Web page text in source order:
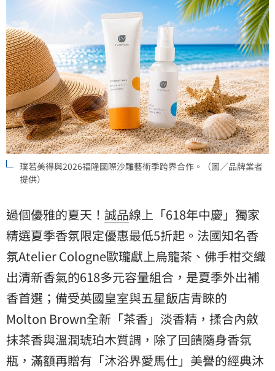
璞若美得與2026福隆國際沙雕藝術季跨界合作。（圖／品牌業者
提供）
過個優雅的夏天！ 誠品線上「618年中慶」獨家
精選夏季香氛限定優惠最低5折起。法國知名香
氛Atelier Cologne歐瓏獻上烏龍茶、佛手柑交織
出清新香氣的618多元容量組合，是夏季外出補
香首選；備受英國皇室與五星飯店青睞的
Molton Brown全新「茶香」淡香精，揉合內斂
抹茶香與溫潤琥珀木質調，除了回饋隨身香氛
瓶，滿額再贈有「沐浴界愛馬仕」美譽的經典沐